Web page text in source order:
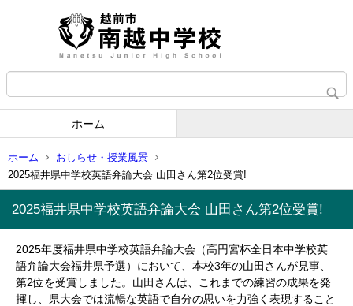
ホーム
ホーム
おしらせ・授業風景
2025福井県中学校英語弁論大会 山田さん第2位受賞!
2025福井県中学校英語弁論大会 山田さん第2位受賞!
2025年度福井県中学校英語弁論大会（高円宮杯全日本中学校英
語弁論大会福井県予選）において、本校3年の山田さんが見事、
第2位を受賞しました。山田さんは、これまでの練習の成果を発
揮し、県大会では流暢な英語で自分の思いを力強く表現すること